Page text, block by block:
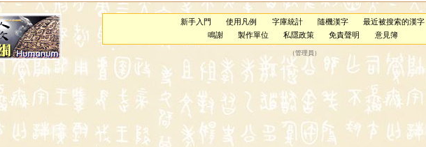
新手入門 使用凡例 字庫統計 隨機漢字
最近被搜索的漢字
鳴謝
製作單位 私隱政策 免責聲明 意見簿
（管理員 ）